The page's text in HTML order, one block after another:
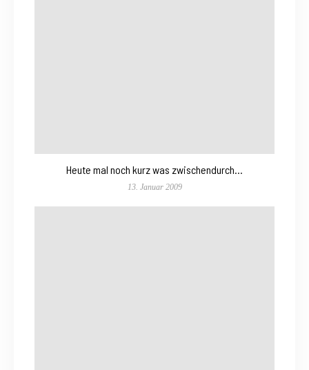
Heute mal noch kurz was zwischendurch…
13. Januar 2009